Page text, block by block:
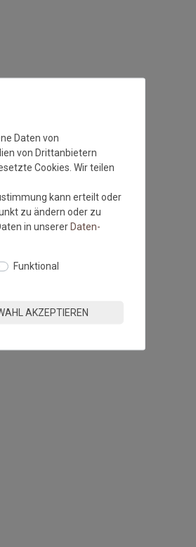
Daten von
von Drittanbietern
Cookies. Wir teilen
kann erteilt oder
zu ändern oder zu
in unsererDaten­
Funktional
AKZEPTIEREN